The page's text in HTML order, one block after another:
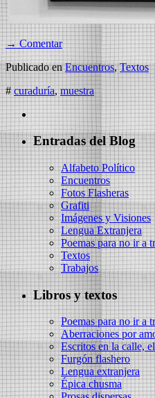
→ Comentar
Publicado en Encuentros,Textos
# curaduría,muestra
Entradas del Blog
Alfabeto Político
Encuentros
Fotos Flasheras
Grafiti
Imágenes y Visiones
Lengua Extranjera
Poemas para no ir a
Textos
Trabajos
Libros y textos
Poemas para no ir a
Aberraciones por
Escritos en la calle,
Furgón flashero
Lengua extranjera
Épica chusma